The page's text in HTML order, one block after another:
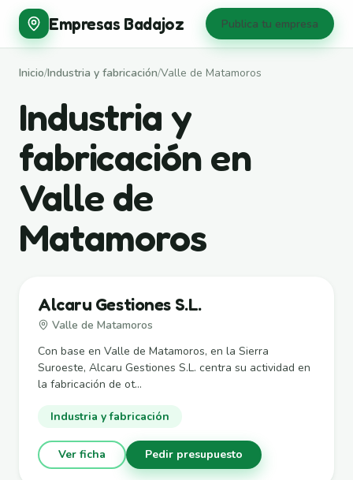
Empresas Badajoz Publica tu empresa
Inicio/Industria y fabricación/Valle de Matamoros
Industria y
fabricación en
Valle de
Matamoros
Alcaru Gestiones S.L.
Valle de Matamoros
Con base en Valle de Matamoros, en la Sierra
Suroeste, Alcaru Gestiones S.L. centra su actividad en
la fabricación de ot...
Industria y fabricación
Ver ficha Pedir presupuesto